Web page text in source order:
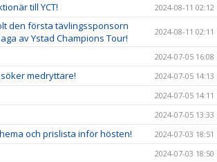
till YCT! 2024-08-11 02:12
den första tävlingssponsorn
av Ystad Champions Tour!
2024-08-11 02:11
2024-07-05 16:08
medryttare!
2024-07-05 14:13
2024-07-05 14:11
2024-07-05 13:33
och prislista inför hösten! 2024-07-03 18:51
2024-07-03 18:50